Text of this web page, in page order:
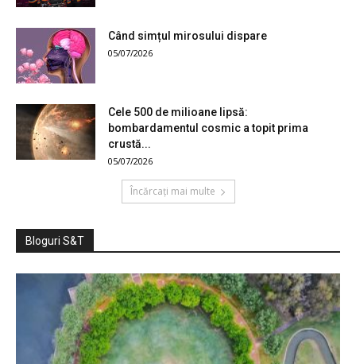
Când simțul mirosului dispare
05/07/2026
Cele 500 de milioane lipsă:
bombardamentul cosmic a topit prima
crustă...
05/07/2026
Încărcați mai multe
Bloguri S&T